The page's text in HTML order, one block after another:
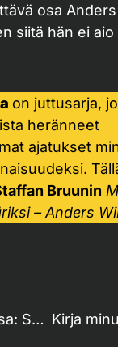
osa
siitä hän ei aio
on juttusarja,
heränneet
ajatukset
Bruunin
– Anders
Kirja minuutissa: Superforecasting